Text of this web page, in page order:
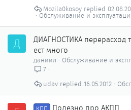
Обслуживание и
Mozila0kosoy
Д
ДИАГНОСТИКА перерасход
ест много
даниил
Обслуживание и
7
16.05.2012
udav
КПП